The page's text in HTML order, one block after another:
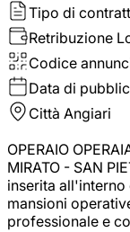
Tipo di
Retribuzione
Codice
Data di
Città Angiari
OPERAIO
MIRATO - SAN
inserita
mansioni
professionale e